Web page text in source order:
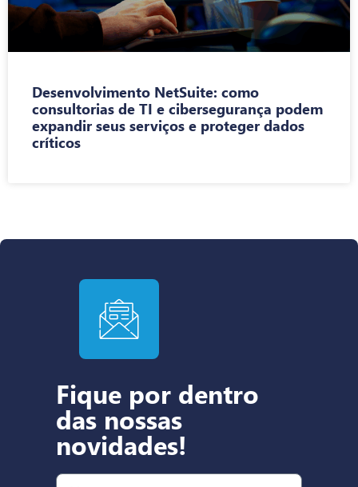
Desenvolvimento NetSuite: como
consultorias de TI e cibersegurança podem
expandir seus serviços e proteger dados
críticos
Fique por dentro
das nossas
novidades!